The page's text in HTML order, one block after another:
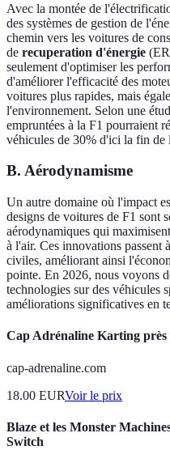
Avec la montée de
des systèmes de gestion de
chemin vers les voitures de
de recuperation d'énergie
seulement d'optimiser les
d'améliorer l'efficacité des
voitures plus rapides, mais
l'environnement. Selon une
empruntées à la F1 pourraient
véhicules de 30% d'ici la fin de
B. Aérodynamisme
Un autre domaine où l'impact
designs de voitures de F1 sont
aérodynamiques qui
à l'air. Ces innovations passent
civiles, améliorant ainsi
pointe. En 2026, nous voyons
technologies sur des véhicules
améliorations significatives en
Cap Adrénaline Karting
cap-adrenaline.com
18.00 EURVoir le prix
Blaze et les Monster
Switch